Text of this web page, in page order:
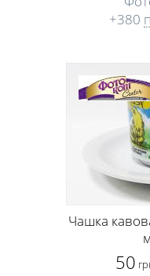
+380
Чашка
50